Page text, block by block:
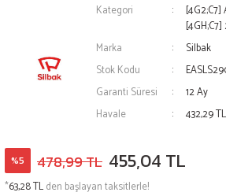
Kategori
[4GH;C7]
Marka
Silbak
Stok Kodu
Garanti Süresi
12 Ay
Havale
432,29
%5 478,99 TL 455,04 TL
*63,28 TLden başlayan taksitlerle!